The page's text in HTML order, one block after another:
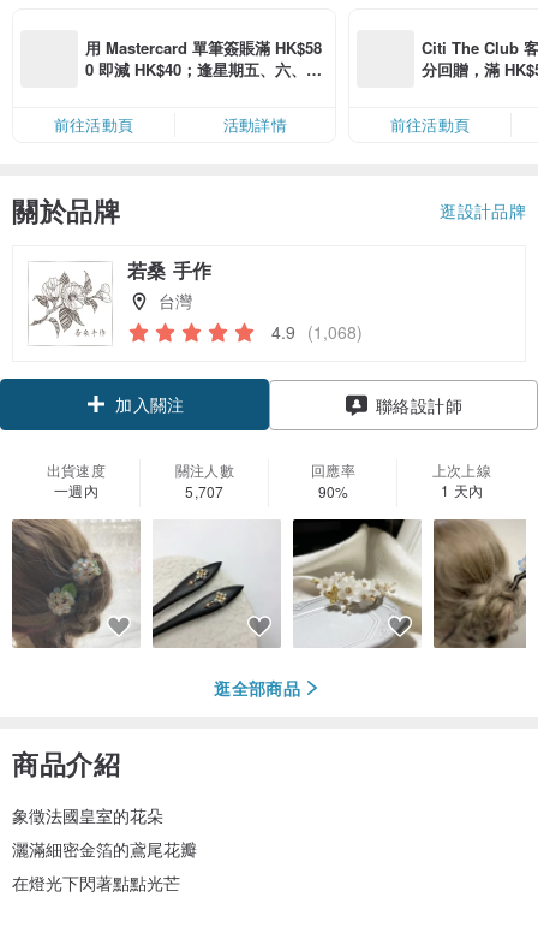
用 Mastercard 單筆簽賬滿 HK$58
0 即減 HK$40；逢星期五、六、日
限，額滿即止，僅限「常用信用
卡」結帳）
前往活動頁 活動詳情
Citi The Club
分回贈，滿
前往活動頁
關於品牌 逛設計品牌
若桑 手作
台灣
4.9 (1,068)
加入關注 聯絡設計師
出貨速度
一週內
關注人數
5,707
回應率
90%
上次上線
1 天內
逛全部商品
商品介紹
象徵法國皇室的花朵
灑滿細密金箔的鳶尾花瓣
在燈光下閃著點點光芒